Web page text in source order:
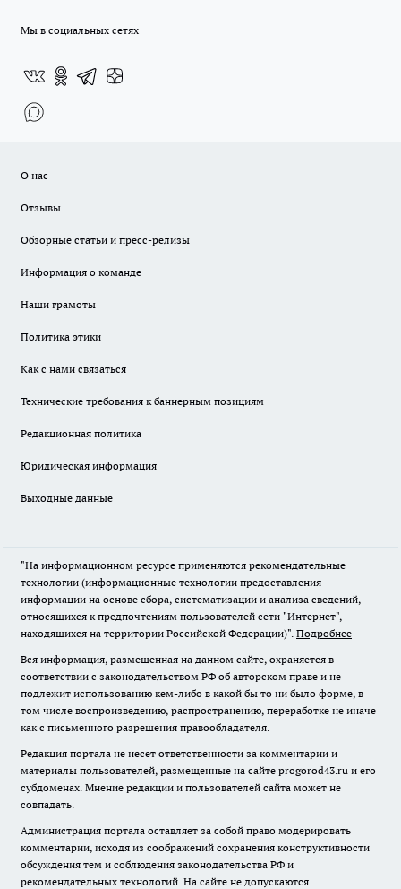
Мы в социальных сетях
О нас
Отзывы
Обзорные статьи и пресс-релизы
Информация о команде
Наши грамоты
Политика этики
Как с нами связаться
Технические требования к баннерным позициям
Редакционная политика
Юридическая информация
Выходные данные
"На информационном ресурсе применяются рекомендательные
технологии (информационные технологии предоставления
информации на основе сбора, систематизации и анализа сведений,
относящихся к предпочтениям пользователей сети "Интернет",
находящихся на территории Российской Федерации)". Подробнее
Вся информация, размещенная на данном сайте, охраняется в
соответствии с законодательством РФ об авторском праве и не
подлежит использованию кем-либо в какой бы то ни было форме, в
том числе воспроизведению, распространению, переработке не иначе
как с письменного разрешения правообладателя.
Редакция портала не несет ответственности за комментарии и
материалы пользователей, размещенные на сайте progorod43.ru и его
субдоменах. Мнение редакции и пользователей сайта может не
совпадать.
Администрация портала оставляет за собой право модерировать
комментарии, исходя из соображений сохранения конструктивности
обсуждения тем и соблюдения законодательства РФ и
рекомендательных технологий. На сайте не допускаются